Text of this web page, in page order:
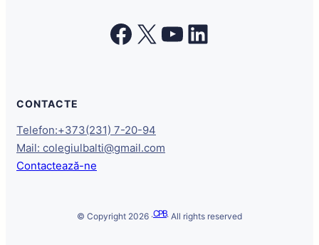
Facebook X YouTube LinkedIn
CONTACTE
Telefon:+373(231) 7-20-94
Mail: colegiulbalti@gmail.com
Contactează-ne
© Copyright 2026 ·CPB· All rights reserved